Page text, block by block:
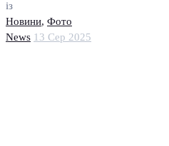
із
Новини, Фото
News 13 Сер 2025